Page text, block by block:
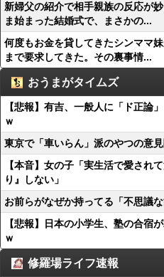
新婦父の紹介で相手親族の反応が
ま始まった結婚式で、まさかの...
何度もお金を貸してきたシンママ
まで要求してきた。その裏事情...
おうまがタイムズ
【悲報】有吉、一般人に「ド正論
ｗ
東京で「車いらん」派のやつの意
【本音】女の子「実生活で愛され
り』しない」
お前らがなぜか持ってる「不思議
【悲報】日本の小学生、塾の合宿
ｗ
修羅場ライフ速報